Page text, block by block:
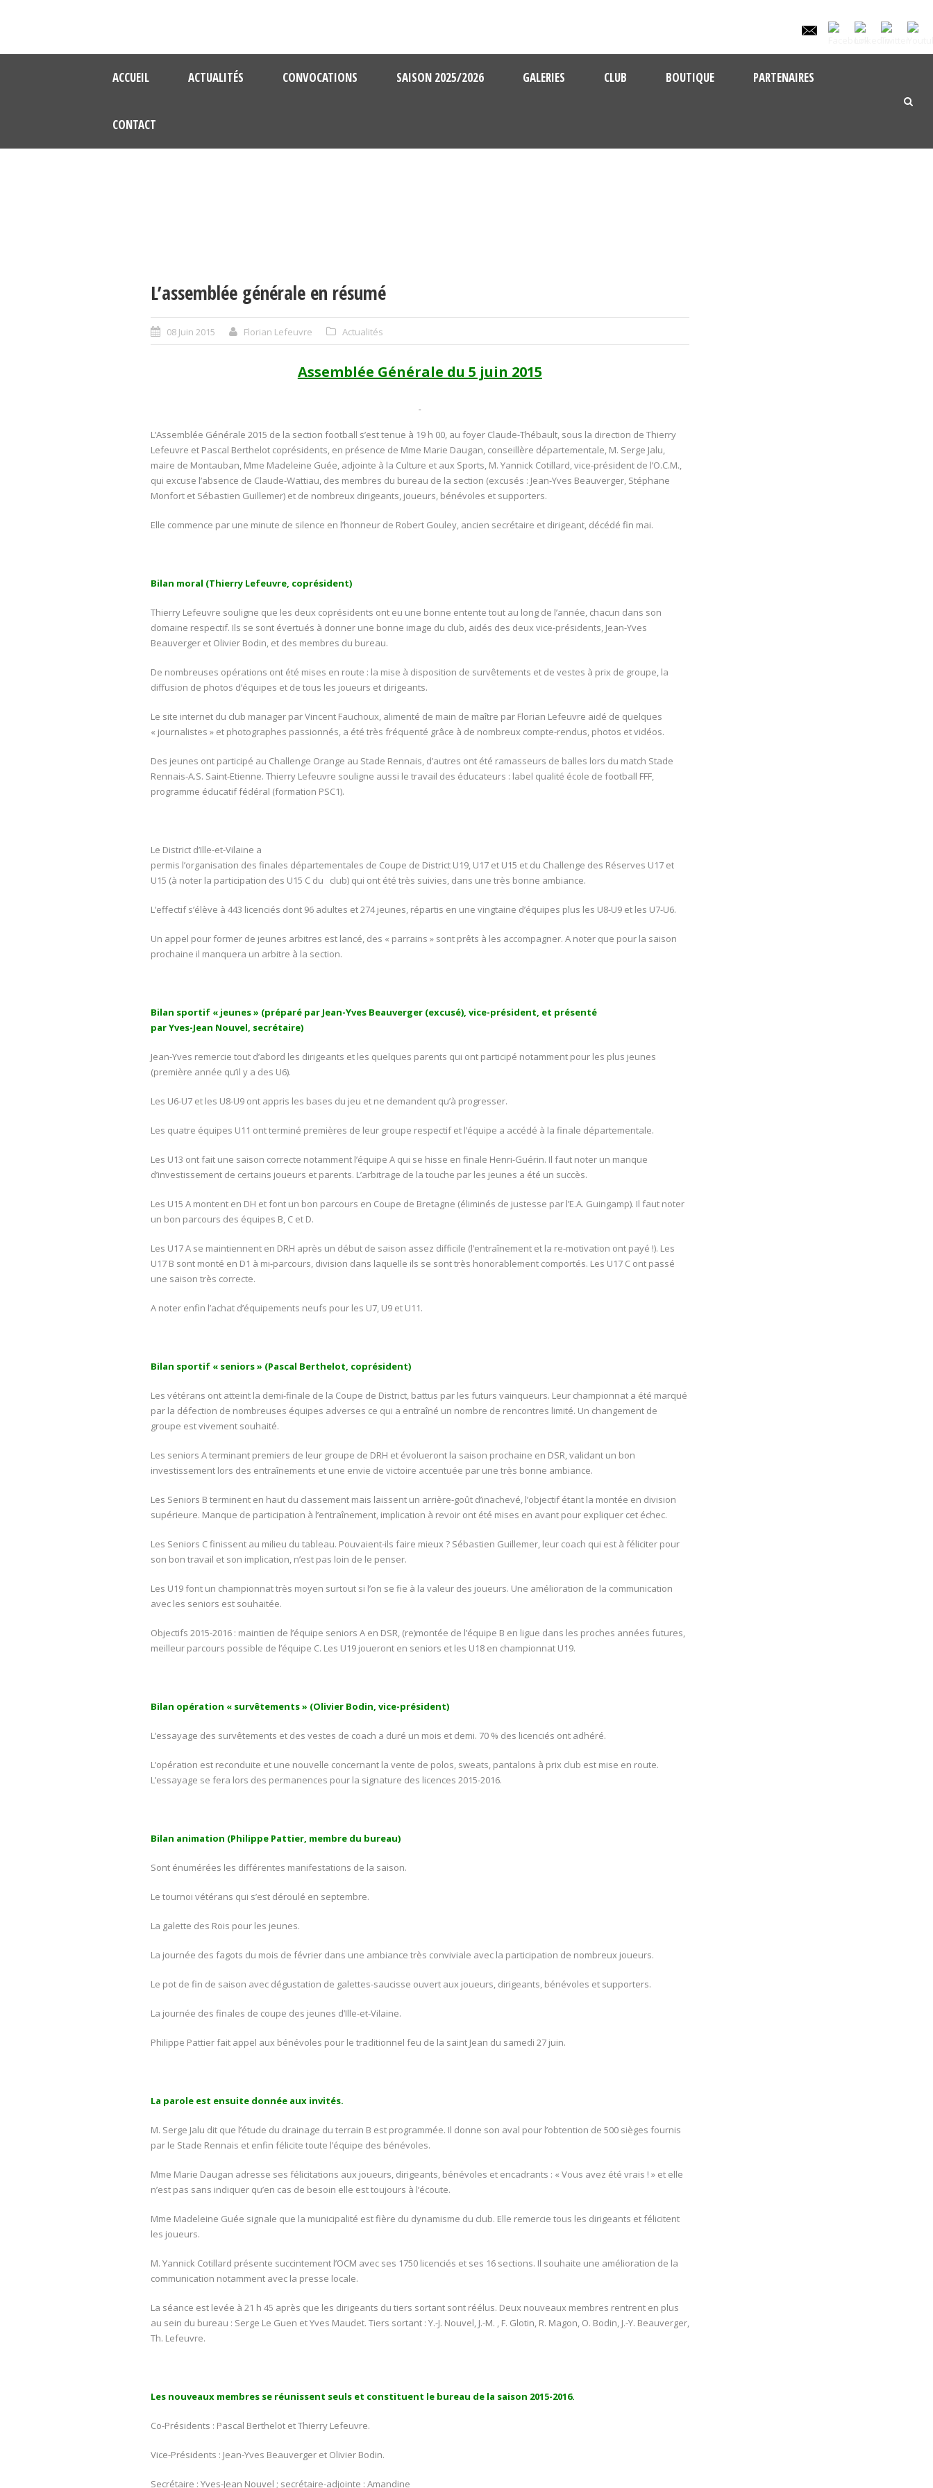
ACCUEIL ACTUALITÉS CONVOCATIONS SAISON 2025/2026 GALERIES CLUB BOUTIQUE PARTENAIRES
CONTACT
L’assemblée générale en résumé
08 Juin 2015 Florian Lefeuvre Actualités
Assemblée Générale du 5 juin 2015
L’Assemblée Générale 2015 de la section football s’est tenue à 19 h 00, au foyer Claude-Thébault, sous la direction de Thierry
Lefeuvre et Pascal Berthelot coprésidents, en présence de Mme Marie Daugan, conseillère départementale, M. Serge Jalu,
maire de Montauban, Mme Madeleine Guée, adjointe à la Culture et aux Sports, M. Yannick Cotillard, vice-président de l’O.C.M.,
qui excuse l’absence de Claude-Wattiau, des membres du bureau de la section (excusés : Jean-Yves Beauverger, Stéphane
Monfort et Sébastien Guillemer) et de nombreux dirigeants, joueurs, bénévoles et supporters.
Elle commence par une minute de silence en l’honneur de Robert Gouley, ancien secrétaire et dirigeant, décédé fin mai.
Bilan moral (Thierry Lefeuvre, coprésident)
Thierry Lefeuvre souligne que les deux coprésidents ont eu une bonne entente tout au long de l’année, chacun dans son
domaine respectif. Ils se sont évertués à donner une bonne image du club, aidés des deux vice-présidents, Jean-Yves
Beauverger et Olivier Bodin, et des membres du bureau.
De nombreuses opérations ont été mises en route : la mise à disposition de survêtements et de vestes à prix de groupe, la
diffusion de photos d’équipes et de tous les joueurs et dirigeants.
Le site internet du club manager par Vincent Fauchoux, alimenté de main de maître par Florian Lefeuvre aidé de quelques
« journalistes » et photographes passionnés, a été très fréquenté grâce à de nombreux compte-rendus, photos et vidéos.
Des jeunes ont participé au Challenge Orange au Stade Rennais, d’autres ont été ramasseurs de balles lors du match Stade
Rennais-A.S. Saint-Etienne. Thierry Lefeuvre souligne aussi le travail des éducateurs : label qualité école de football FFF,
programme éducatif fédéral (formation PSC1).
Le District d’Ille-et-Vilaine a
permis l’organisation des finales départementales de Coupe de District U19, U17 et U15 et du Challenge des Réserves U17 et
U15 (à noter la participation des U15 C du club) qui ont été très suivies, dans une très bonne ambiance.
L’effectif s’élève à 443 licenciés dont 96 adultes et 274 jeunes, répartis en une vingtaine d’équipes plus les U8-U9 et les U7-U6.
Un appel pour former de jeunes arbitres est lancé, des « parrains » sont prêts à les accompagner. A noter que pour la saison
prochaine il manquera un arbitre à la section.
Bilan sportif « jeunes » (préparé par Jean-Yves Beauverger (excusé), vice-président, et présenté
par Yves-Jean Nouvel, secrétaire)
Jean-Yves remercie tout d’abord les dirigeants et les quelques parents qui ont participé notamment pour les plus jeunes
(première année qu’il y a des U6).
Les U6-U7 et les U8-U9 ont appris les bases du jeu et ne demandent qu’à progresser.
Les quatre équipes U11 ont terminé premières de leur groupe respectif et l’équipe a accédé à la finale départementale.
Les U13 ont fait une saison correcte notamment l’équipe A qui se hisse en finale Henri-Guérin. Il faut noter un manque
d’investissement de certains joueurs et parents. L’arbitrage de la touche par les jeunes a été un succès.
Les U15 A montent en DH et font un bon parcours en Coupe de Bretagne (éliminés de justesse par l’E.A. Guingamp). Il faut noter
un bon parcours des équipes B, C et D.
Les U17 A se maintiennent en DRH après un début de saison assez difficile (l’entraînement et la re-motivation ont payé !). Les
U17 B sont monté en D1 à mi-parcours, division dans laquelle ils se sont très honorablement comportés. Les U17 C ont passé
une saison très correcte.
A noter enfin l’achat d’équipements neufs pour les U7, U9 et U11.
Bilan sportif « seniors » (Pascal Berthelot, coprésident)
Les vétérans ont atteint la demi-finale de la Coupe de District, battus par les futurs vainqueurs. Leur championnat a été marqué
par la défection de nombreuses équipes adverses ce qui a entraîné un nombre de rencontres limité. Un changement de
groupe est vivement souhaité.
Les seniors A terminant premiers de leur groupe de DRH et évolueront la saison prochaine en DSR, validant un bon
investissement lors des entraînements et une envie de victoire accentuée par une très bonne ambiance.
Les Seniors B terminent en haut du classement mais laissent un arrière-goût d’inachevé, l’objectif étant la montée en division
supérieure. Manque de participation à l’entraînement, implication à revoir ont été mises en avant pour expliquer cet échec.
Les Seniors C finissent au milieu du tableau. Pouvaient-ils faire mieux ? Sébastien Guillemer, leur coach qui est à féliciter pour
son bon travail et son implication, n’est pas loin de le penser.
Les U19 font un championnat très moyen surtout si l’on se fie à la valeur des joueurs. Une amélioration de la communication
avec les seniors est souhaitée.
Objectifs 2015-2016 : maintien de l’équipe seniors A en DSR, (re)montée de l’équipe B en ligue dans les proches années futures,
meilleur parcours possible de l’équipe C. Les U19 joueront en seniors et les U18 en championnat U19.
Bilan opération « survêtements » (Olivier Bodin, vice-président)
L’essayage des survêtements et des vestes de coach a duré un mois et demi. 70 % des licenciés ont adhéré.
L’opération est reconduite et une nouvelle concernant la vente de polos, sweats, pantalons à prix club est mise en route.
L’essayage se fera lors des permanences pour la signature des licences 2015-2016.
Bilan animation (Philippe Pattier, membre du bureau)
Sont énumérées les différentes manifestations de la saison.
Le tournoi vétérans qui s’est déroulé en septembre.
La galette des Rois pour les jeunes.
La journée des fagots du mois de février dans une ambiance très conviviale avec la participation de nombreux joueurs.
Le pot de fin de saison avec dégustation de galettes-saucisse ouvert aux joueurs, dirigeants, bénévoles et supporters.
La journée des finales de coupe des jeunes d’Ille-et-Vilaine.
Philippe Pattier fait appel aux bénévoles pour le traditionnel feu de la saint Jean du samedi 27 juin.
La parole est ensuite donnée aux invités.
M. Serge Jalu dit que l’étude du drainage du terrain B est programmée. Il donne son aval pour l’obtention de 500 sièges fournis
par le Stade Rennais et enfin félicite toute l’équipe des bénévoles.
Mme Marie Daugan adresse ses félicitations aux joueurs, dirigeants, bénévoles et encadrants : « Vous avez été vrais ! » et elle
n’est pas sans indiquer qu’en cas de besoin elle est toujours à l’écoute.
Mme Madeleine Guée signale que la municipalité est fière du dynamisme du club. Elle remercie tous les dirigeants et félicitent
les joueurs.
M. Yannick Cotillard présente succintement l’OCM avec ses 1750 licenciés et ses 16 sections. Il souhaite une amélioration de la
communication notamment avec la presse locale.
La séance est levée à 21 h 45 après que les dirigeants du tiers sortant sont réélus. Deux nouveaux membres rentrent en plus
au sein du bureau : Serge Le Guen et Yves Maudet. Tiers sortant : Y.-J. Nouvel, J.-M. , F. Glotin, R. Magon, O. Bodin, J.-Y. Beauverger,
Th. Lefeuvre.
Les nouveaux membres se réunissent seuls et constituent le bureau de la saison 2015-2016.
Co-Présidents : Pascal Berthelot et Thierry Lefeuvre.
Vice-Présidents : Jean-Yves Beauverger et Olivier Bodin.
Secrétaire : Yves-Jean Nouvel ; secrétaire-adjointe : Amandine